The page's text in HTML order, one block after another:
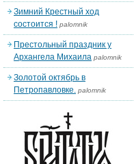
Зимний Крестный ход
состоится ! palomnik
Престольный праздник у
Архангела Михаила palomnik
Золотой октябрь в
Петропавловке. palomnik